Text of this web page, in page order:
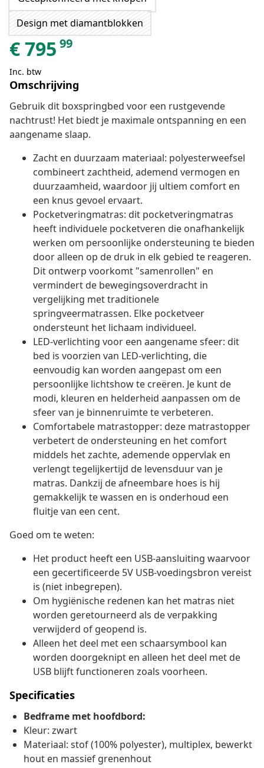
Design met diamantblokken
€795 99
Inc. btw
Omschrijving
Gebruik dit boxspringbed voor een rustgevende
nachtrust! Het biedt je maximale ontspanning en een
aangename slaap.
Zacht en duurzaam materiaal: polyesterweefsel
combineert zachtheid, ademend vermogen en
duurzaamheid, waardoor jij ultiem comfort en
een knus gevoel ervaart.
Pocketveringmatras: dit pocketveringmatras
heeft individuele pocketveren die onafhankelijk
werken om persoonlijke ondersteuning te bieden
door alleen op de druk in elk gebied te reageren.
Dit ontwerp voorkomt "samenrollen" en
vermindert de bewegingsoverdracht in
vergelijking met traditionele
springveermatrassen. Elke pocketveer
ondersteunt het lichaam individueel.
LED-verlichting voor een aangename sfeer: dit
bed is voorzien van LED-verlichting, die
eenvoudig kan worden aangepast om een
persoonlijke lichtshow te creëren. Je kunt de
modi, kleuren en helderheid aanpassen om de
sfeer van je binnenruimte te verbeteren.
Comfortabele matrastopper: deze matrastopper
verbetert de ondersteuning en het comfort
middels het zachte, ademende oppervlak en
verlengt tegelijkertijd de levensduur van je
matras. Dankzij de afneembare hoes is hij
gemakkelijk te wassen en is onderhoud een
fluitje van een cent.
Goed om te weten:
Het product heeft een USB-aansluiting waarvoor
een gecertificeerde 5V USB-voedingsbron vereist
is (niet inbegrepen).
Om hygiënische redenen kan het matras niet
worden geretourneerd als de verpakking
verwijderd of geopend is.
Alleen het deel met een schaarsymbool kan
worden doorgeknipt en alleen het deel met de
USB blijft functioneren zoals voorheen.
Specificaties
Bedframe met hoofdbord:
Kleur: zwart
Materiaal: stof (100% polyester), multiplex, bewerkt
hout en massief grenenhout